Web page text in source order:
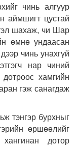
чинь алгуур
аймшигт цустай
шахаж, чи Шар
өмнө ундаасан
чинь унахгүй
нар чиний
дотроос хамгийн
гэж санагдаж
тэнгэр бурхныг
өршөөлийг
дотор